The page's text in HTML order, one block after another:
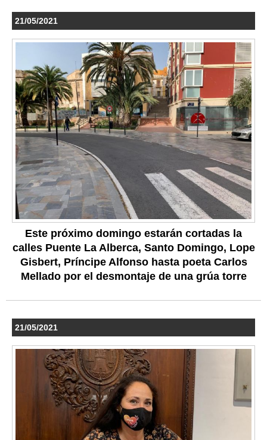
21/05/2021
Este próximo domingo estarán cortadas la
calles Puente La Alberca, Santo Domingo, Lope
Gisbert, Príncipe Alfonso hasta poeta Carlos
Mellado por el desmontaje de una grúa torre
21/05/2021